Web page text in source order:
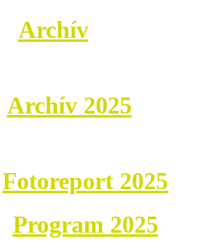
Archív
Archív 2025
Fotoreport 2025
Program 2025